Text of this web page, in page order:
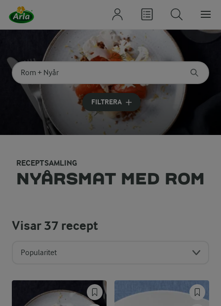
Sök på kategori eller ingrediens
Skriv in sökord för att få förslag
FILTRERA
RECEPTSAMLING
NYÅRSMAT MED ROM
Visar37 recept
Popularitet